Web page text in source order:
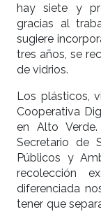
hay siete y
gracias al
sugiere
tres años, se
de vidrios.
Los plásticos,
Cooperativa
en Alto
Secretario de
Públicos y
recolección
diferenciada
tener que